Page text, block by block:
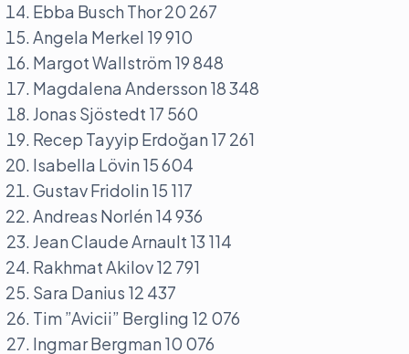
Ebba Busch Thor 20 267
Angela Merkel 19 910
Margot Wallström 19 848
Magdalena Andersson 18 348
Jonas Sjöstedt 17 560
Recep Tayyip Erdoğan 17 261
Isabella Lövin 15 604
Gustav Fridolin 15 117
Andreas Norlén 14 936
Jean Claude Arnault 13 114
Rakhmat Akilov 12 791
Sara Danius 12 437
Tim ”Avicii” Bergling 12 076
Ingmar Bergman 10 076